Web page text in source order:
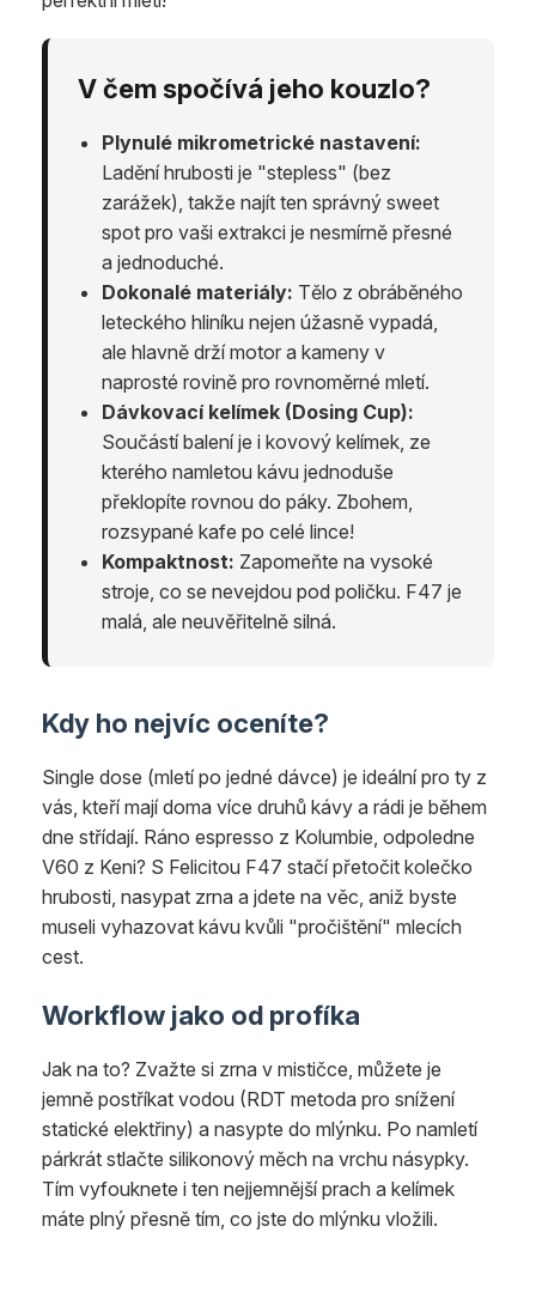
V čem spočívá jeho kouzlo?
Plynulé mikrometrické nastavení:
Ladění hrubosti je "stepless" (bez
zarážek), takže najít ten správný sweet
spot pro vaši extrakci je nesmírně přesné
a jednoduché.
Dokonalé materiály: Tělo z obráběného
leteckého hliníku nejen úžasně vypadá,
ale hlavně drží motor a kameny v
naprosté rovině pro rovnoměrné mletí.
Dávkovací kelímek (Dosing Cup):
Součástí balení je i kovový kelímek, ze
kterého namletou kávu jednoduše
překlopíte rovnou do páky. Zbohem,
rozsypané kafe po celé lince!
Kompaktnost: Zapomeňte na vysoké
stroje, co se nevejdou pod poličku. F47 je
malá, ale neuvěřitelně silná.
Kdy ho nejvíc oceníte?
Single dose (mletí po jedné dávce) je ideální pro ty z
vás, kteří mají doma více druhů kávy a rádi je během
dne střídají. Ráno espresso z Kolumbie, odpoledne
V60 z Keni? S Felicitou F47 stačí přetočit kolečko
hrubosti, nasypat zrna a jdete na věc, aniž byste
museli vyhazovat kávu kvůli "pročištění" mlecích
cest.
Workflow jako od profíka
Jak na to? Zvažte si zrna v mističce, můžete je
jemně postříkat vodou (RDT metoda pro snížení
statické elektřiny) a nasypte do mlýnku. Po namletí
párkrát stlačte silikonový měch na vrchu násypky.
Tím vyfouknete i ten nejjemnější prach a kelímek
máte plný přesně tím, co jste do mlýnku vložili.